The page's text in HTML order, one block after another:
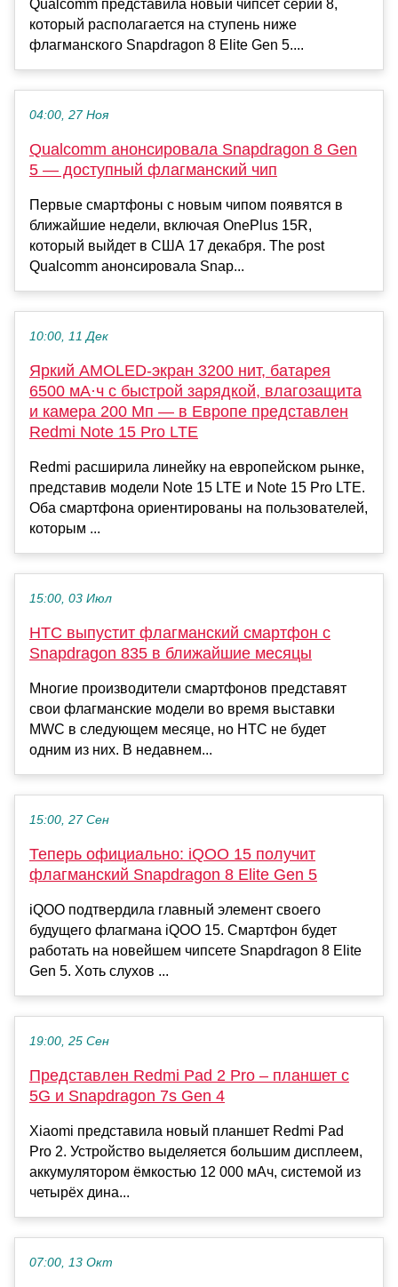
Qualcomm представила новый чипсет серии 8,
который располагается на ступень ниже
флагманского Snapdragon 8 Elite Gen 5....
04:00, 27 Ноя
Qualcomm анонсировала Snapdragon 8 Gen
5 — доступный флагманский чип
Первые смартфоны с новым чипом появятся в
ближайшие недели, включая OnePlus 15R,
который выйдет в США 17 декабря. The post
Qualcomm анонсировала Snap...
10:00, 11 Дек
Яркий AMOLED-экран 3200 нит, батарея
6500 мА·ч с быстрой зарядкой, влагозащита
и камера 200 Мп — в Европе представлен
Redmi Note 15 Pro LTE
Redmi расширила линейку на европейском рынке,
представив модели Note 15 LTE и Note 15 Pro LTE.
Оба смартфона ориентированы на пользователей,
которым ...
15:00, 03 Июл
HTC выпустит флагманский смартфон с
Snapdragon 835 в ближайшие месяцы
Многие производители смартфонов представят
свои флагманские модели во время выставки
MWC в следующем месяце, но HTC не будет
одним из них. В недавнем...
15:00, 27 Сен
Теперь официально: iQOO 15 получит
флагманский Snapdragon 8 Elite Gen 5
iQOO подтвердила главный элемент своего
будущего флагмана iQOO 15. Смартфон будет
работать на новейшем чипсете Snapdragon 8 Elite
Gen 5. Хоть слухов ...
19:00, 25 Сен
Представлен Redmi Pad 2 Pro – планшет с
5G и Snapdragon 7s Gen 4
Xiaomi представила новый планшет Redmi Pad
Pro 2. Устройство выделяется большим дисплеем,
аккумулятором ёмкостью 12 000 мАч, системой из
четырёх дина...
07:00, 13 Окт